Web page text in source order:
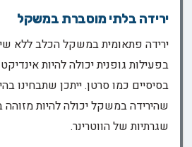
ירידה בלתי מוסברת במשקל
ירידה פתאומית במשקל הכלב ללא
בפעילות גופנית יכולה להיות
בסיסיים כמו סרטן. ייתכן שתבחינו
שהירידה במשקל יכולה להיות
שגרתיות של הווטרינר.